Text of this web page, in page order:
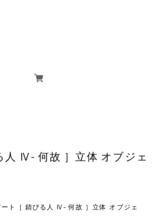
人 Ⅳ- 何故 ］立体 オブジェ
ト［ 錆びる人 Ⅳ- 何故 ］立体 オブジェ